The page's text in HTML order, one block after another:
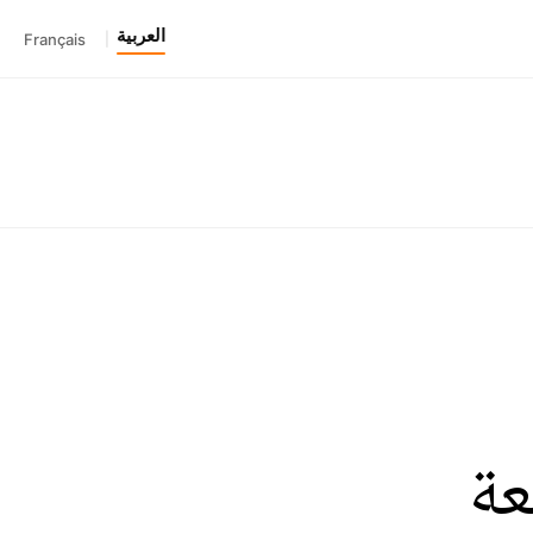
العربية Français